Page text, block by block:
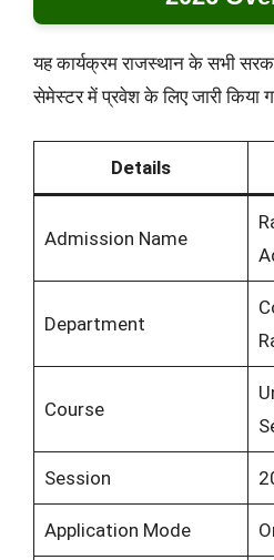
यह कार्यक्रम राजस्थान के सभी
सेमेस्टर में प्रवेश के लिए जारी किया
Details
Admission Name
Department
Course
Session
Application Mode